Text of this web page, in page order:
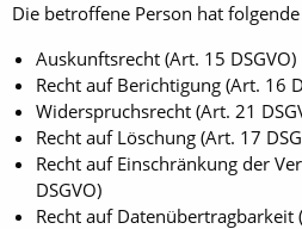
Die betroffene Person hat folgende
Auskunftsrecht (Art. 15 DSGVO)
Recht auf Berichtigung (Art. 16
Widerspruchsrecht (Art. 21
Recht auf Löschung (Art. 17
Recht auf Einschränkung der
DSGVO)
Recht auf Datenübertragbarkeit